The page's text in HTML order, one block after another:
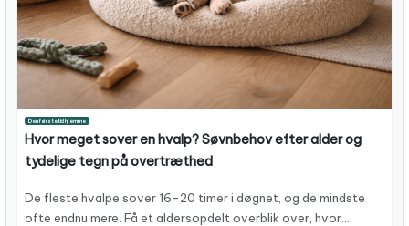
Den første tid hjemme
Hvor meget sover en hvalp? Søvnbehov efter alder og
tydelige tegn på overtræthed
De fleste hvalpe sover 16-20 timer i døgnet, og de mindste
ofte endnu mere. Få et aldersopdelt overblik over, hvor…